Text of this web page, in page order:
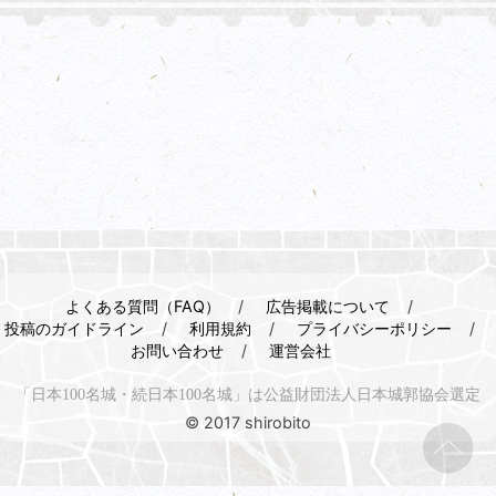
よくある質問（FAQ）
広告掲載について
投稿のガイドライン
利用規約
プライバシーポリシー
お問い合わせ
運営会社
「日本100名城・続日本100名城」は公益財団法人日本城郭協会選定
© 2017 shirobito